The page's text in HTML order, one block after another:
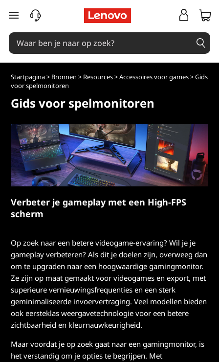
Ga naar de hoofdinhoud
Startpagina> Bronnen > Resources>Accessoires voor games> Gids
voor spelmonitoren
Gids voor spelmonitoren
Verbeter je gameplay met een High-FPS
scherm
Op zoek naar een betere videogame-ervaring? Wil je je
gameplay verbeteren? Als dit je doelen zijn, overweeg dan
om te upgraden naar een hoogwaardige gamingmonitor.
Ze zijn op maat gemaakt voor videogames en export, met
superieure vernieuwingsfrequenties en een sterk
geminimaliseerde invoervertraging. Veel modellen bieden
ook eersteklas weergavetechnologie voor een betere
zichtbaarheid en kleurnauwkeurigheid.
Maar voordat je op zoek gaat naar een gamingmonitor, is
het verstandig om je opties te begrijpen. Met